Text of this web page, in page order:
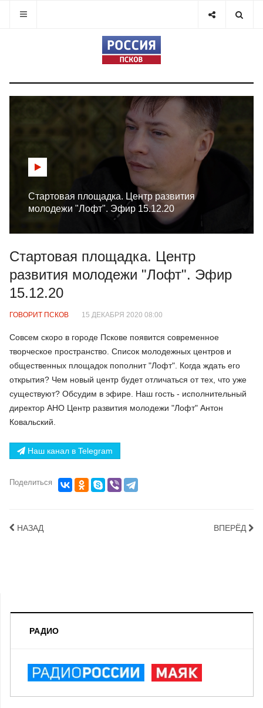
Стартовая площадка. Центр развития
молодежи "Лофт". Эфир 15.12.20
Стартовая площадка. Центр
развития молодежи "Лофт". Эфир
15.12.20
ГОВОРИТ ПСКОВ 15 ДЕКАБРЯ 2020 08:00
Совсем скоро в городе Пскове появится современное
творческое пространство. Список молодежных центров и
общественных площадок пополнит "Лофт". Когда ждать его
открытия? Чем новый центр будет отличаться от тех, что уже
существуют? Обсудим в эфире. Наш гость - исполнительный
директор АНО Центр развития молодежи "Лофт" Антон
Ковальский.
Наш канал в Telegram
Поделиться
НАЗАД ВПЕРЁД
РАДИО